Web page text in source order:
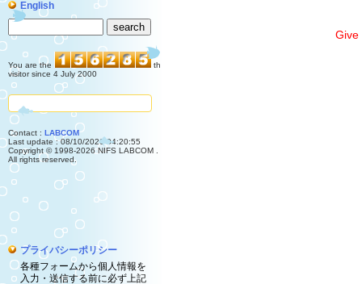
English
You are the
th
visitor since 4 July 2000
Contact : LABCOM
Last update : 08/10/2026 04:20:55
Copyright © 1998-2026 NIFS LABCOM .
All rights reserved.
プライバシーポリシー
各種フォームから個人情報を
入力・送信する前に必ず上記
Give